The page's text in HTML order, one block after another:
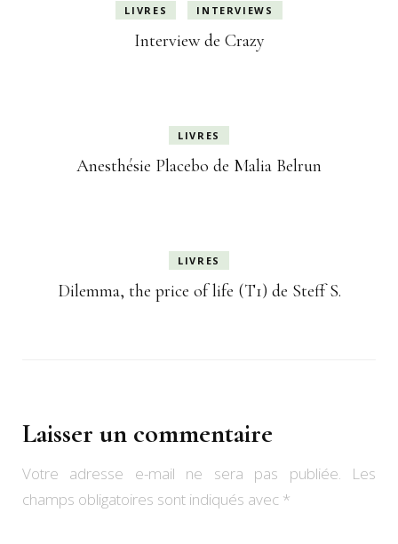
LIVRES INTERVIEWS
Interview de Crazy
LIVRES
Anesthésie Placebo de Malia Belrun
LIVRES
Dilemma, the price of life (T1) de Steff S.
Laisser un commentaire
Votre adresse e-mail ne sera pas publiée.
Les
champs obligatoires sont indiqués avec *